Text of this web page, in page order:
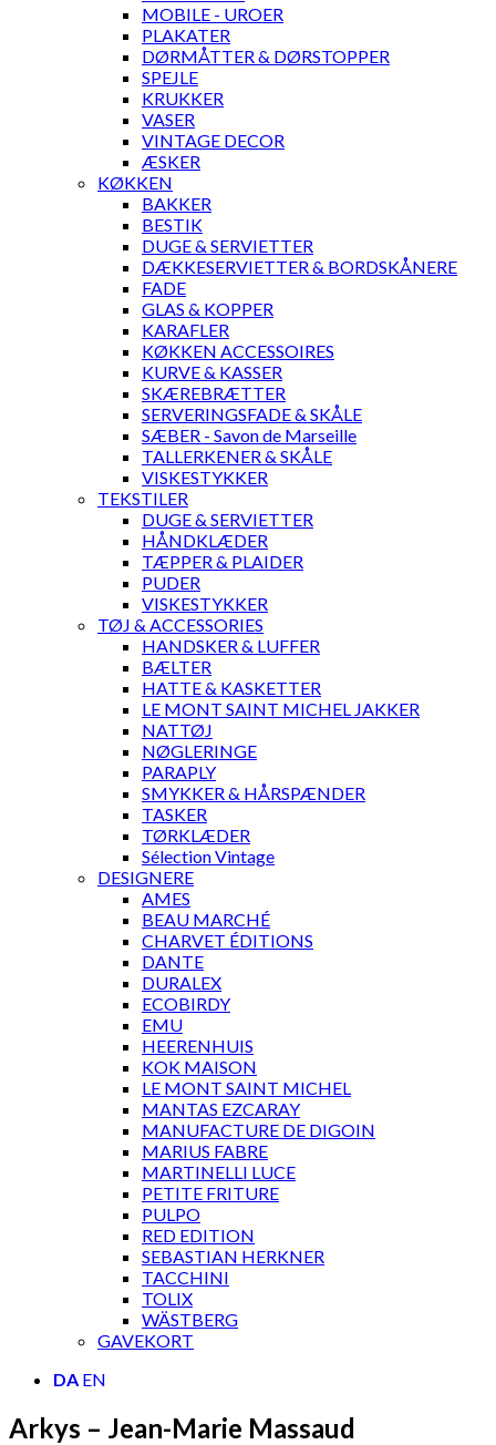
MOBILE - UROER
PLAKATER
DØRMÅTTER & DØRSTOPPER
SPEJLE
KRUKKER
VASER
VINTAGE DECOR
ÆSKER
KØKKEN
BAKKER
BESTIK
DUGE & SERVIETTER
DÆKKESERVIETTER & BORDSKÅNERE
FADE
GLAS & KOPPER
KARAFLER
KØKKEN ACCESSOIRES
KURVE & KASSER
SKÆREBRÆTTER
SERVERINGSFADE & SKÅLE
SÆBER - Savon de Marseille
TALLERKENER & SKÅLE
VISKESTYKKER
TEKSTILER
DUGE & SERVIETTER
HÅNDKLÆDER
TÆPPER & PLAIDER
PUDER
VISKESTYKKER
TØJ & ACCESSORIES
HANDSKER & LUFFER
BÆLTER
HATTE & KASKETTER
LE MONT SAINT MICHEL JAKKER
NATTØJ
NØGLERINGE
PARAPLY
SMYKKER & HÅRSPÆNDER
TASKER
TØRKLÆDER
Sélection Vintage
DESIGNERE
AMES
BEAU MARCHÉ
CHARVET ÉDITIONS
DANTE
DURALEX
ECOBIRDY
EMU
HEERENHUIS
KOK MAISON
LE MONT SAINT MICHEL
MANTAS EZCARAY
MANUFACTURE DE DIGOIN
MARIUS FABRE
MARTINELLI LUCE
PETITE FRITURE
PULPO
RED EDITION
SEBASTIAN HERKNER
TACCHINI
TOLIX
WÄSTBERG
GAVEKORT
DA EN
Arkys – Jean-Marie Massaud